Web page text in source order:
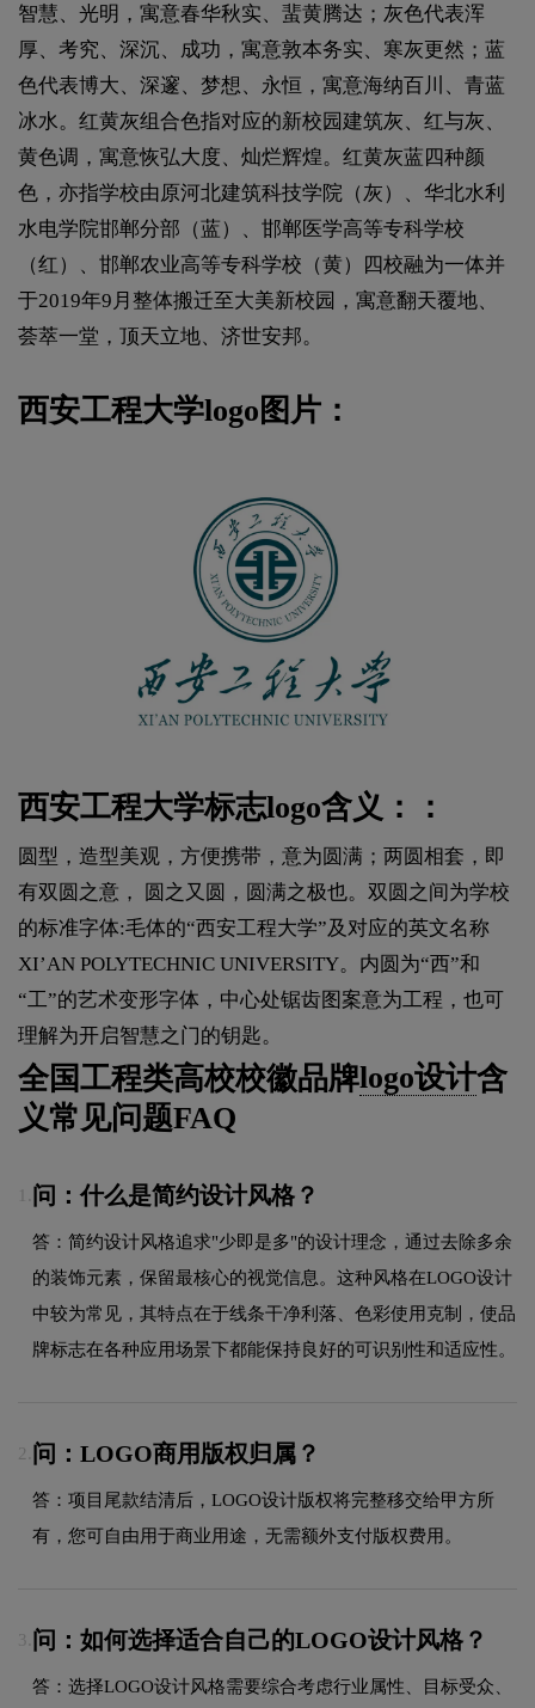
智慧、光明，寓意春华秋实、蜚黄腾达；灰色代表浑
厚、考究、深沉、成功，寓意敦本务实、寒灰更然；蓝
色代表博大、深邃、梦想、永恒，寓意海纳百川、青蓝
冰水。红黄灰组合色指对应的新校园建筑灰、红与灰、
黄色调，寓意恢弘大度、灿烂辉煌。红黄灰蓝四种颜
色，亦指学校由原河北建筑科技学院（灰）、华北水利
水电学院邯郸分部（蓝）、邯郸医学高等专科学校
（红）、邯郸农业高等专科学校（黄）四校融为一体并
于2019年9月整体搬迁至大美新校园，寓意翻天覆地、
荟萃一堂，顶天立地、济世安邦。
西安工程大学logo图片：
西安工程大学标志logo含义：：
圆型，造型美观，方便携带，意为圆满；两圆相套，即
有双圆之意， 圆之又圆，圆满之极也。双圆之间为学校
的标准字体:毛体的“西安工程大学”及对应的英文名称
XI’AN POLYTECHNIC UNIVERSITY。内圆为“西”和
“工”的艺术变形字体，中心处锯齿图案意为工程，也可
理解为开启智慧之门的钥匙。
全国工程类高校校徽品牌logo设计含
义常见问题FAQ
问：什么是简约设计风格？
答：简约设计风格追求"少即是多"的设计理念，通过去除多余
的装饰元素，保留最核心的视觉信息。这种风格在LOGO设计
中较为常见，其特点在于线条干净利落、色彩使用克制，使品
牌标志在各种应用场景下都能保持良好的可识别性和适应性。
2. 问：LOGO商用版权归属？
答：项目尾款结清后，LOGO设计版权将完整移交给甲方所
有，您可自由用于商业用途，无需额外支付版权费用。
3. 问：如何选择适合自己的LOGO设计风格？
答：选择LOGO设计风格需要综合考虑行业属性、目标受众、